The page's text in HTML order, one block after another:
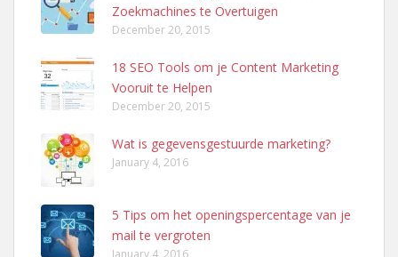
Zoekmachines te Overtuigen
December 20, 2015
18 SEO Tools om je Content Marketing
Vooruit te Helpen
December 20, 2015
Wat is gegevensgestuurde marketing?
January 4, 2016
5 Tips om het openingspercentage van je
mail te vergroten
January 4, 2016